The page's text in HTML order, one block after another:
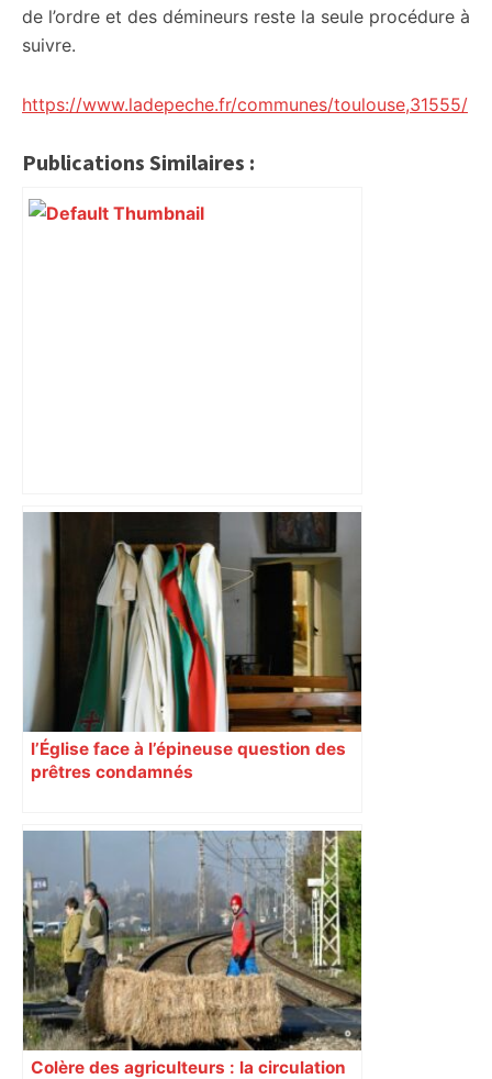
de l’ordre et des démineurs reste la seule procédure à
suivre.
https://www.ladepeche.fr/communes/toulouse,31555/
Publications Similaires :
Près de Toulouse : dans cette zone
économique, un axe majeur va être
fermé en fin de soirée, voici les
déviations – Actu.fr
l’Église face à l’épineuse question des
prêtres condamnés
Colère des agriculteurs : la circulation